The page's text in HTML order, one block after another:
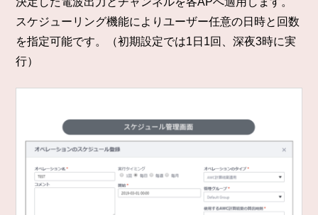
スケジューリング機能によりユーザー任意の日時と回数
を指定可能です。（初期設定では1日1回、深夜3時に実
行）